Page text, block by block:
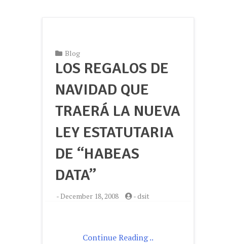
Blog
LOS REGALOS DE
NAVIDAD QUE
TRAERÁ LA NUEVA
LEY ESTATUTARIA
DE “HABEAS
DATA”
-December 18, 2008 -dsit
Continue Reading ..